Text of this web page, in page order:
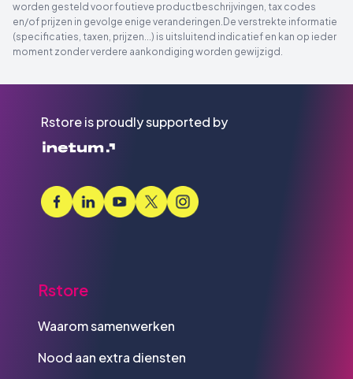
worden gesteld voor foutieve productbeschrijvingen, tax codes
en/of prijzen in gevolge enige veranderingen.De verstrekte informatie
(specificaties, taxen, prijzen...) is uitsluitend indicatief en kan op ieder
moment zonder verdere aankondiging worden gewijzigd.
Rstore is proudly supported by
Rstore
Waarom samenwerken
Nood aan extra diensten